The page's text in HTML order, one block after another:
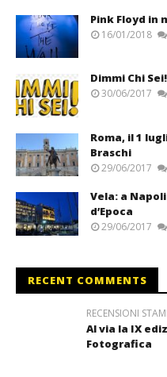
Pink Floyd in
16/01/2018
Dimmi Chi Sei!
30/06/2017
Roma, il 1
Braschi
29/06/2017
Vela: a
d’Epoca
29/06/2017
RECENT COMMENTS
RECENSIONI
Al via la IX
Fotografica